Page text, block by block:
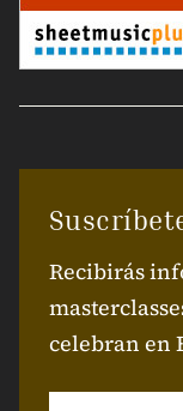
Recibirás
celebran en